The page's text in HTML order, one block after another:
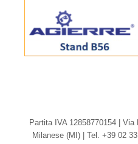
Partita IVA 12858770154 |
Milanese (MI) | Tel. +39 02